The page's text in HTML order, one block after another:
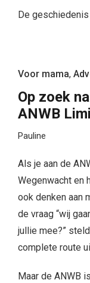
De
Voor mama,
Op zoek
ANWB
Pauline
Als je aan de
Wegenwacht en
ook denken aan
de vraag “wij
jullie mee?”
complete route
Maar de ANWB